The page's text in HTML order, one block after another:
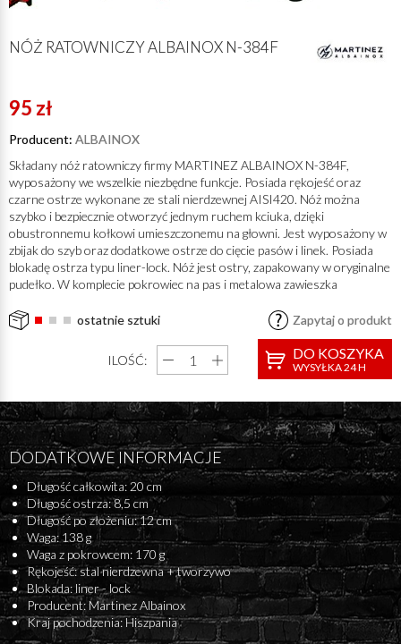
NÓŻ RATOWNICZY ALBAINOX N-384F
95 zł
Producent: ALBAINOX
Składany nóż ratowniczy firmy MARTINEZ ALBAINOX N-384F,
wyposażony we wszelkie niezbędne funkcje. Posiada rękojeść oraz
czarne ostrze wykonane ze stali nierdzewnej AISI420. Nóż można
szybko i bezpiecznie otworzyć jednym ruchem kciuka, dzięki
obustronnemu kołkowi umieszczonemu na głowni. Jest wyposażony w
zbijak do szyb oraz dodatkowe ostrze do cięcie pasów i linek. Posiada
blokadę ostrza typu liner-lock. Nóż jest ostry, zapakowany w oryginalne
pudełko. W komplecie pokrowiec na pas i metalowa zawieszka
ostatnie sztuki Zapytaj o produkt
ILOŚĆ: DO KOSZYKA
WYSYŁKA 24 H
DODATKOWE INFORMACJE
Długość całkowita: 20 cm
Długość ostrza: 8,5 cm
Długość po złożeniu: 12 cm
Waga: 138 g
Waga z pokrowcem: 170 g
Rękojeść: stal nierdzewna + tworzywo
Blokada: liner - lock
Producent: Martinez Albainox
Kraj pochodzenia: Hiszpania